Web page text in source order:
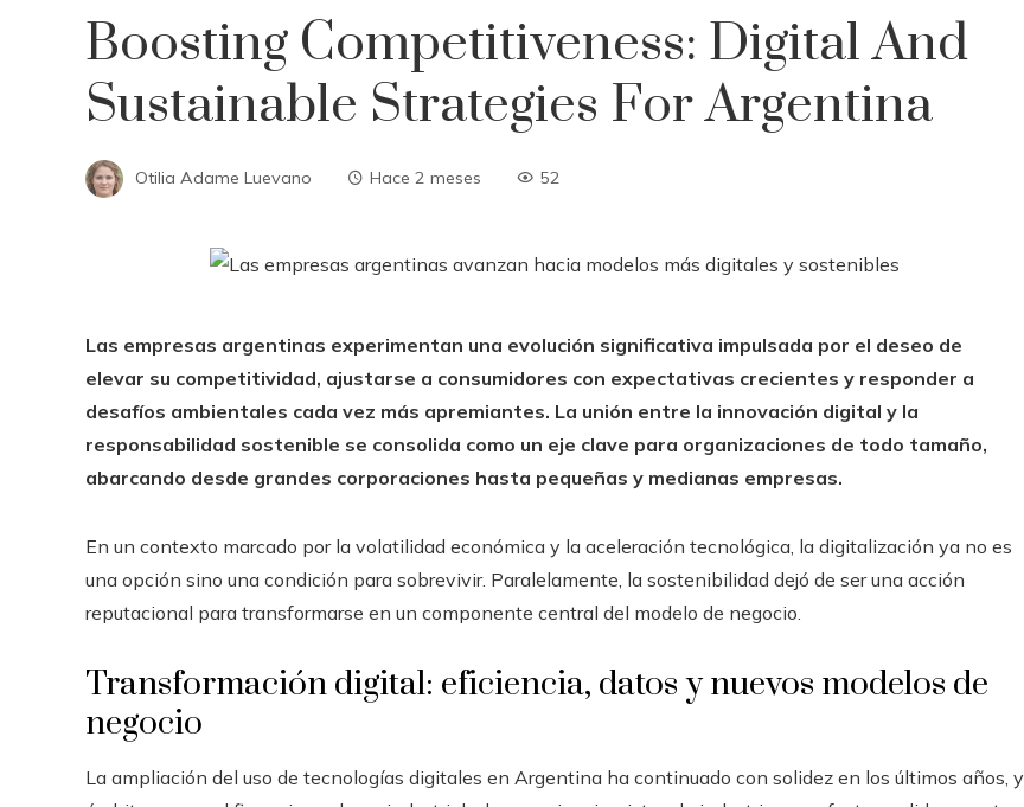
Boosting Competitiveness: Digital And
Sustainable Strategies For Argentina
Otilia Adame Luevano Hace 2 meses 52
Las empresas argentinas experimentan una evolución significativa impulsada por el deseo de
elevar su competitividad, ajustarse a consumidores con expectativas crecientes y responder a
desafíos ambientales cada vez más apremiantes. La unión entre la innovación digital y la
responsabilidad sostenible se consolida como un eje clave para organizaciones de todo tamaño,
abarcando desde grandes corporaciones hasta pequeñas y medianas empresas.
En un contexto marcado por la volatilidad económica y la aceleración tecnológica, la digitalización ya no es
una opción sino una condición para sobrevivir. Paralelamente, la sostenibilidad dejó de ser una acción
reputacional para transformarse en un componente central del modelo de negocio.
Transformación digital: eficiencia, datos y nuevos modelos de
negocio
La ampliación del uso de tecnologías digitales en Argentina ha continuado con solidez en los últimos años, y